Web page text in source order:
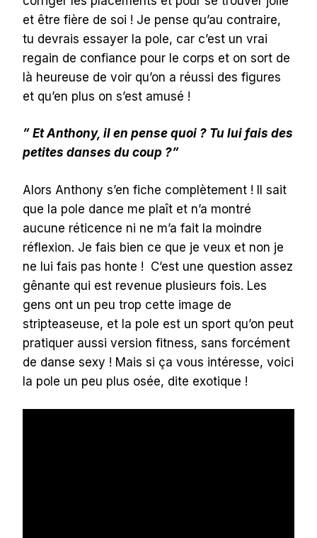
et être fière de soi ! Je pense qu’au contraire,
tu devrais essayer la pole, car c’est un vrai
regain de confiance pour le corps et on sort de
là heureuse de voir qu’on a réussi des figures
et qu’en plus on s’est amusé !
” Et Anthony, il en pense quoi ? Tu lui fais des
petites danses du coup ?”
Alors Anthony s’en fiche complètement ! Il sait
que la pole dance me plaît et n’a montré
aucune réticence ni ne m’a fait la moindre
réflexion. Je fais bien ce que je veux et non je
ne lui fais pas honte ! C’est une question assez
gênante qui est revenue plusieurs fois. Les
gens ont un peu trop cette image de
stripteaseuse, et la pole est un sport qu’on peut
pratiquer aussi version fitness, sans forcément
de danse sexy ! Mais si ça vous intéresse, voici
la pole un peu plus osée, dite exotique !